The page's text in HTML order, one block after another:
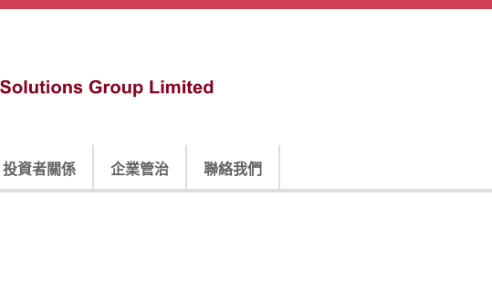
投資者關係 企業管治 聯絡我們